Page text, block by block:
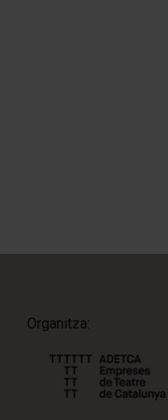
Organitza: